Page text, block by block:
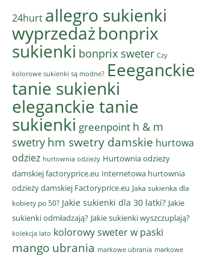
24hurt allegro sukienki
wyprzedażbonprix
sukienki bonprix sweter Czy
kolorowe sukienki są modne? Eeeganckie
tanie sukienki
eleganckie tanie
sukienki greenpoint h & m
swetry hm swetry damskie hurtowa
odziez hurtownia odzieży Hurtownia odzieży
damskiej factoryprice.eu Internetowa hurtownia
odzieży damskiej Factoryprice.eu Jaka sukienka dla
kobiety po 50? Jakie sukienki dla 30 latki? Jakie
sukienki odmładzają? Jakie sukienki wyszczuplają?
kolekcja lato kolorowy sweter w paski
mango ubrania markowe ubrania markowe